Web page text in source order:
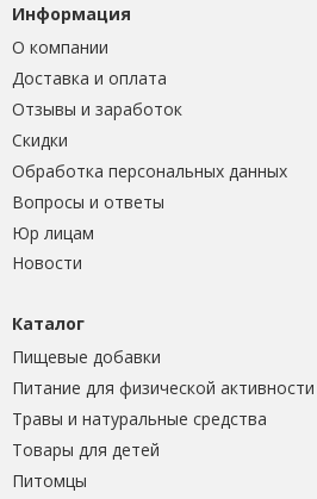
Информация
О компании
Доставка и оплата
Отзывы и заработок
Скидки
Обработка персональных данных
Вопросы и ответы
Юр лицам
Новости
Каталог
Пищевые добавки
Питание для физической активности
Травы и натуральные средства
Товары для детей
Питомцы